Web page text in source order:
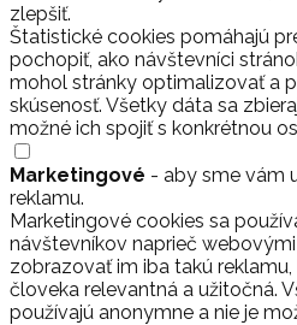
zlepšiť.
Štatistické cookies pomáhajú
pochopiť, ako návštevníci
mohol stránky optimalizovať a
skúsenosť. Všetky dáta sa
možné ich spojiť s konkrétnou
Marketingové - aby sme vám
reklamu.
Marketingové cookies sa
návštevníkov naprieč
zobrazovať im iba takú
človeka relevantná a užitočná.
používajú anonymne a nie je